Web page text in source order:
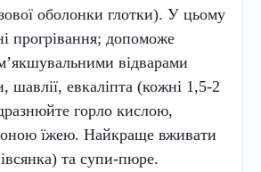
оболонки глотки). У цьому
прогрівання; допоможе
відварами
шавлії, евкаліпта (кожні 1,5-2
горло кислою,
їжею. Найкраще вживати
та супи-пюре.